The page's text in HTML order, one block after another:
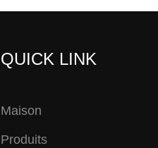
QUICK LINK
Maison
Produits